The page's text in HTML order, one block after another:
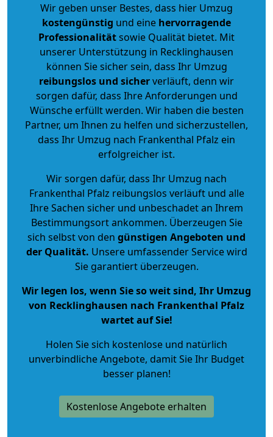
Wir geben unser Bestes, dass hier Umzug
kostengünstig und eine hervorragende
Professionalitätsowie Qualität bietet. Mit
unserer Unterstützung in Recklinghausen
können Sie sicher sein, dass Ihr Umzug
reibungslos und sicherverläuft, denn wir
sorgen dafür, dass Ihre Anforderungen und
Wünsche erfüllt werden. Wir haben die besten
Partner, um Ihnen zu helfen und sicherzustellen,
dass Ihr Umzug nach Frankenthal Pfalz ein
erfolgreicher ist.
Wir sorgen dafür, dass Ihr Umzug nach
Frankenthal Pfalz reibungslos verläuft und alle
Ihre Sachen sicher und unbeschadet an Ihrem
Bestimmungsort ankommen. Überzeugen Sie
sich selbst von den günstigen Angeboten und
der Qualität. Unsere umfassender Service wird
Sie garantiert überzeugen.
Wir legen los, wenn Sie so weit sind, Ihr Umzug
von Recklinghausen nach Frankenthal Pfalz
wartet auf Sie!
Holen Sie sich kostenlose und natürlich
unverbindliche Angebote, damit Sie Ihr Budget
besser planen!
Kostenlose Angebote erhalten